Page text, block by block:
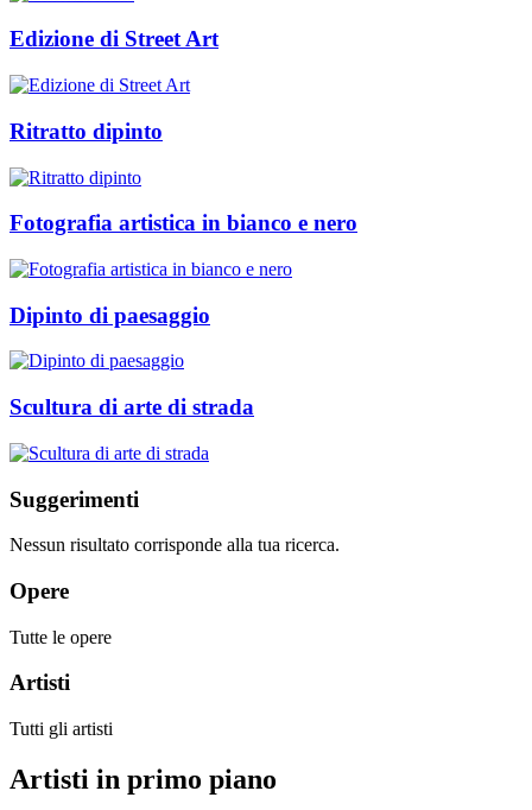
Edizione di Street Art
Ritratto dipinto
Fotografia artistica in bianco e nero
Dipinto di paesaggio
Scultura di arte di strada
Suggerimenti
Nessun risultato corrisponde alla tua ricerca.
Opere
Tutte le opere
Artisti
Tutti gli artisti
Artisti in primo piano